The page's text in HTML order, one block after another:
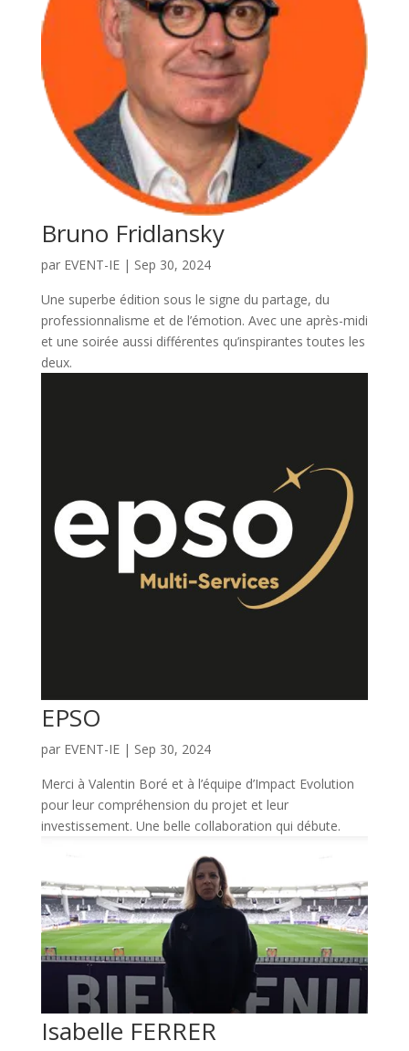
Bruno Fridlansky
par EVENT-IE| Sep 30, 2024
Une superbe édition sous le signe du partage, du
professionnalisme et de l’émotion. Avec une après-midi
et une soirée aussi différentes qu’inspirantes toutes les
deux.
EPSO
par EVENT-IE| Sep 30, 2024
Merci à Valentin Boré et à l’équipe d’Impact Evolution
pour leur compréhension du projet et leur
investissement. Une belle collaboration qui débute.
Isabelle FERRER